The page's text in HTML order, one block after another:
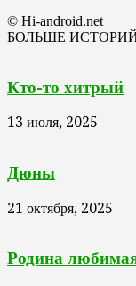
© Hi-android.net
БОЛЬШЕ
Кто-то хитрый
13 июля, 2025
Дюны
21 октября, 2025
Родина